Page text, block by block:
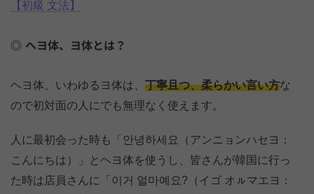
【初級 文法】
ヘヨ体、ヨ体とは？
ヘヨ体、いわゆるヨ体は、 丁寧且つ、柔らかい言い方な
ので初対面の人にでも無理なく使えます。
人に最初会った時も「안녕하세요（アンニョンハセヨ：
こんにちは）」とヘヨ体を使うし、皆さんが韓国に行っ
た時は店員さんに「이거 얼마예요?（イゴ オㇽマエヨ：